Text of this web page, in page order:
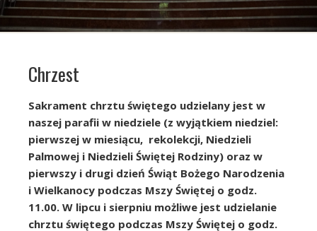
Chrzest
Sakrament chrztu świętego udzielany jest w
naszej parafii w niedziele (z wyjątkiem niedziel:
pierwszej w miesiącu, rekolekcji, Niedzieli
Palmowej i Niedzieli Świętej Rodziny) oraz w
pierwszy i drugi dzień Świąt Bożego Narodzenia
i Wielkanocy podczas Mszy Świętej o godz.
11.00. W lipcu i sierpniu możliwe jest udzielanie
chrztu świętego podczas Mszy Świętej o godz.